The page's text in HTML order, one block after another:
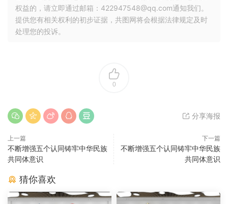
权益的，请立即通过邮箱：422947548@qq.com通知我们。
提供您有相关权利的初步证据，共图网将会根据法律规定及时
处理您的投诉。
0
分享海报
上一篇
不断增强五个认同铸牢中华民族
共同体意识
下一篇
不断增强五个认同铸牢中华民族
共同体意识
猜你喜欢